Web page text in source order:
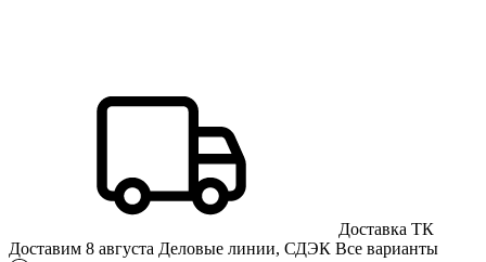
Доставка ТК
Доставим 8 августа Деловые линии, СДЭК Все варианты